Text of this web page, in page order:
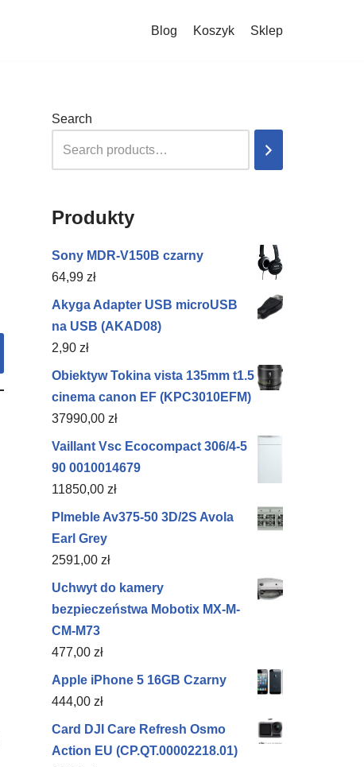
Blog Koszyk Sklep
Search
Produkty
Sony MDR-V150B czarny
64,99 zł
Akyga Adapter USB microUSB
na USB (AKAD08)
2,90 zł
Obiektyw Tokina vista 135mm t1.5
cinema canon EF (KPC3010EFM)
37990,00 zł
Vaillant Vsc Ecocompact 306/4-5
90 0010014679
11850,00 zł
Plmeble Av375-50 3D/2S Avola
Earl Grey
2591,00 zł
Uchwyt do kamery
bezpieczeństwa Mobotix MX-M-
CM-M73
477,00 zł
Apple iPhone 5 16GB Czarny
444,00 zł
Card DJI Care Refresh Osmo
Action EU (CP.QT.00002218.01)